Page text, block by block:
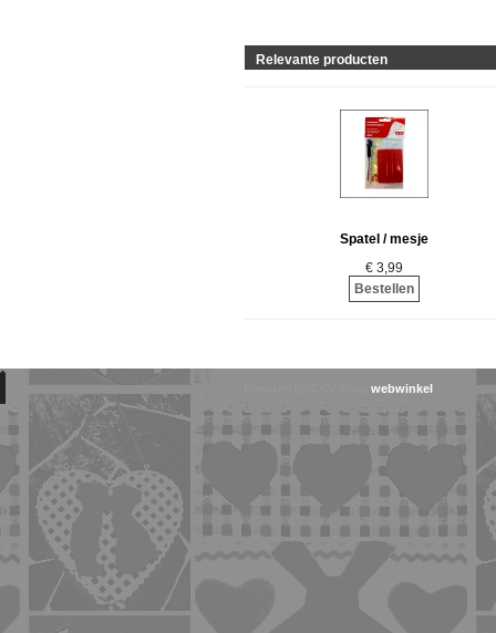
Relevante producten
Spatel / mesje
€ 3,99
Bestellen
webwinkel